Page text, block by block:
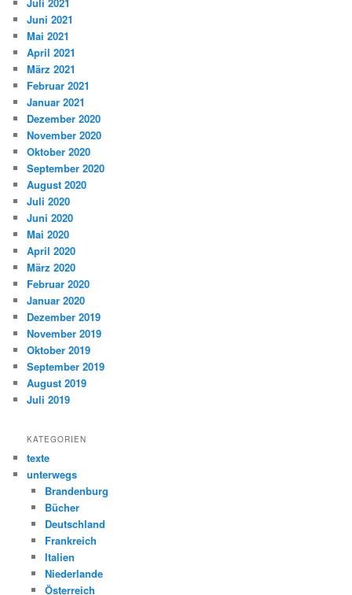
Juni 2021
Mai 2021
April 2021
März 2021
Februar 2021
Januar 2021
Dezember 2020
November 2020
Oktober 2020
September 2020
August 2020
Juli 2020
Juni 2020
Mai 2020
April 2020
März 2020
Februar 2020
Januar 2020
Dezember 2019
November 2019
Oktober 2019
September 2019
August 2019
Juli 2019
KATEGORIEN
texte
unterwegs
Brandenburg
Bücher
Deutschland
Frankreich
Italien
Niederlande
Österreich